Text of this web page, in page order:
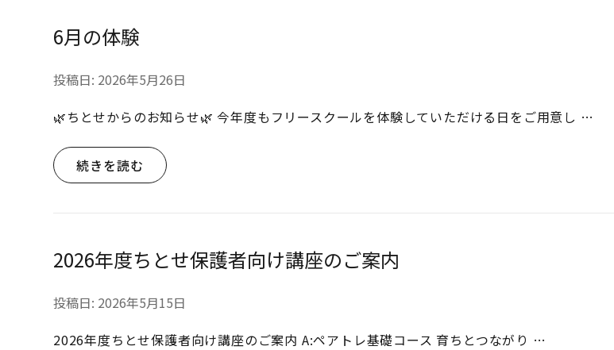
6月の体験
投稿日: 2026年5月26日
🌿ちとせからのお知らせ🌿 今年度もフリースクールを体験していただける日をご用意し …
続きを読む
2026年度ちとせ保護者向け講座のご案内
投稿日: 2026年5月15日
2026年度ちとせ保護者向け講座のご案内 A:ペアトレ基礎コース 育ちとつながり …